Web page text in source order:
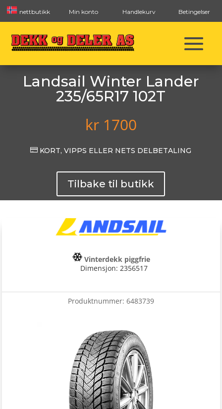
nettbutikk Min konto Handlekurv Betingelser
Landsail Winter Lander
235/65R17 102T
kr1700
 KORT, VIPPS ELLER NETS DELBETALING
Tilbake til butikk
Vinterdekk piggfrie
Dimensjon: 2356517
Produktnummer: 6483739